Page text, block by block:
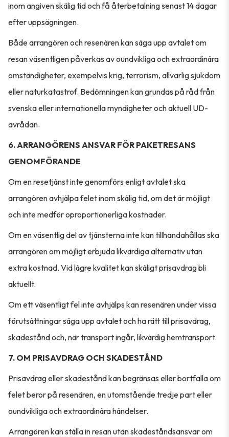
inom angiven skälig tid och få återbetalning senast 14 dagar
efter uppsägningen.
Både arrangören och resenären kan säga upp avtalet om
resan väsentligen påverkas av oundvikliga och extraordinära
omständigheter, exempelvis krig, terrorism, allvarlig sjukdom
eller naturkatastrof. Bedömningen kan grundas på råd från
svenska eller internationella myndigheter och aktuell UD-
avrådan.
6. ARRANGÖRENS ANSVAR FÖR PAKETRESANS
GENOMFÖRANDE
Om en resetjänst inte genomförs enligt avtalet ska
arrangören avhjälpa felet inom skälig tid, om det är möjligt
och inte medför oproportionerliga kostnader.
Om en väsentlig del av tjänsterna inte kan tillhandahållas ska
arrangören om möjligt erbjuda likvärdiga alternativ utan
extra kostnad. Vid lägre kvalitet kan skäligt prisavdrag bli
aktuellt.
Om ett väsentligt fel inte avhjälps kan resenären under vissa
förutsättningar säga upp avtalet och ha rätt till prisavdrag,
skadestånd och, när transport ingår, likvärdig hemtransport.
7. OM PRISAVDRAG OCH SKADESTÅND
Prisavdrag eller skadestånd kan begränsas eller bortfalla om
felet beror på resenären, en utomstående tredje part eller
oundvikliga och extraordinära händelser.
Arrangören kan ställa in resan utan skadeståndsansvar om